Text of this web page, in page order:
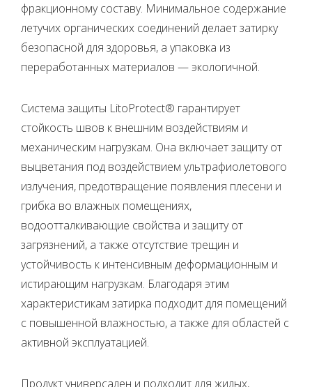
фракционному составу. Минимальное содержание
летучих органических соединений делает затирку
безопасной для здоровья, а упаковка из
переработанных материалов — экологичной.
Система защиты LitoProtect® гарантирует
стойкость швов к внешним воздействиям и
механическим нагрузкам. Она включает защиту от
выцветания под воздействием ультрафиолетового
излучения, предотвращение появления плесени и
грибка во влажных помещениях,
водоотталкивающие свойства и защиту от
загрязнений, а также отсутствие трещин и
устойчивость к интенсивным деформационным и
истирающим нагрузкам. Благодаря этим
характеристикам затирка подходит для помещений
с повышенной влажностью, а также для областей с
активной эксплуатацией.
Продукт универсален и подходит для жилых,